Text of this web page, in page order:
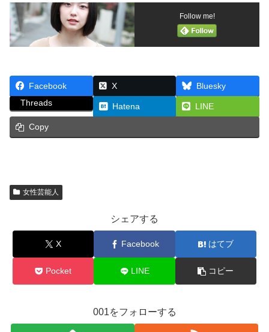
Follow me!
Facebook X
Bluesky
Threads
Hatena LINE
Copy
女性芸能人
シェアする
X Facebook はてブ
Pocket LINE コピー
001をフォローする